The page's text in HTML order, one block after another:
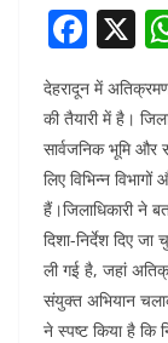
F
a
c
e
b
o
o
k
X
देहरादून में
की तैयारी में है।
सार्वजनिक भूमि और
लिए विभिन्न
हैं।जिलाधिकारी ने
दिशा-निर्देश दिए
ली गई है, जहां
संयुक्त अभियान
ने स्पष्ट किया है कि